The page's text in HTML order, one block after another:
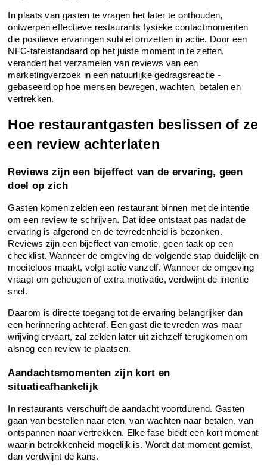
In plaats van gasten te vragen het later te onthouden,
ontwerpen effectieve restaurants fysieke contactmomenten
die positieve ervaringen subtiel omzetten in actie. Door een
NFC-tafelstandaard op het juiste moment in te zetten,
verandert het verzamelen van reviews van een
marketingverzoek in een natuurlijke gedragsreactie -
gebaseerd op hoe mensen bewegen, wachten, betalen en
vertrekken.
Hoe restaurantgasten beslissen of ze
een review achterlaten
Reviews zijn een bijeffect van de ervaring, geen
doel op zich
Gasten komen zelden een restaurant binnen met de intentie
om een review te schrijven. Dat idee ontstaat pas nadat de
ervaring is afgerond en de tevredenheid is bezonken.
Reviews zijn een bijeffect van emotie, geen taak op een
checklist. Wanneer de omgeving de volgende stap duidelijk en
moeiteloos maakt, volgt actie vanzelf. Wanneer de omgeving
vraagt om geheugen of extra motivatie, verdwijnt de intentie
snel.
Daarom is directe toegang tot de ervaring belangrijker dan
een herinnering achteraf. Een gast die tevreden was maar
wrijving ervaart, zal zelden later uit zichzelf terugkomen om
alsnog een review te plaatsen.
Aandachtsmomenten zijn kort en
situatieafhankelijk
In restaurants verschuift de aandacht voortdurend. Gasten
gaan van bestellen naar eten, van wachten naar betalen, van
ontspannen naar vertrekken. Elke fase biedt een kort moment
waarin betrokkenheid mogelijk is. Wordt dat moment gemist,
dan verdwijnt de kans.